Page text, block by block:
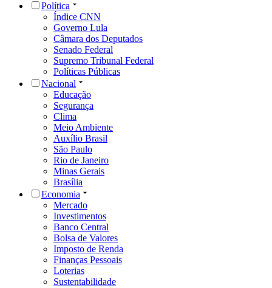
Política
Índice CNN
Governo Lula
Câmara dos Deputados
Senado Federal
Supremo Tribunal Federal
Políticas Públicas
Nacional
Educação
Segurança
Clima
Meio Ambiente
Auxílio Brasil
São Paulo
Rio de Janeiro
Minas Gerais
Brasília
Economia
Mercado
Investimentos
Banco Central
Bolsa de Valores
Imposto de Renda
Finanças Pessoais
Loterias
Sustentabilidade